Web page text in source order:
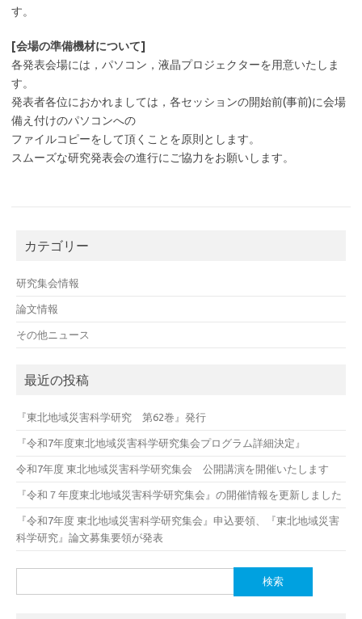
す。
[会場の準備機材について]
各発表会場には，パソコン，液晶プロジェクターを用意いたしま
す。
発表者各位におかれましては，各セッションの開始前(事前)に会場
備え付けのパソコンへの
ファイルコピーをして頂くことを原則とします。
スムーズな研究発表会の進行にご協力をお願いします。
カテゴリー
研究集会情報
論文情報
その他ニュース
最近の投稿
『東北地域災害科学研究 第62巻』発行
『令和7年度東北地域災害科学研究集会プログラム詳細決定』
令和7年度 東北地域災害科学研究集会 公開講演を開催いたします
『令和７年度東北地域災害科学研究集会』の開催情報を更新しました
『令和7年度 東北地域災害科学研究集会』申込要領、『東北地域災害
科学研究』論文募集要領が発表
索: